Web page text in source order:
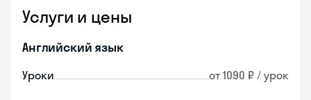
Услуги и цены
Английский язык
Уроки от 1090 ₽ / урок